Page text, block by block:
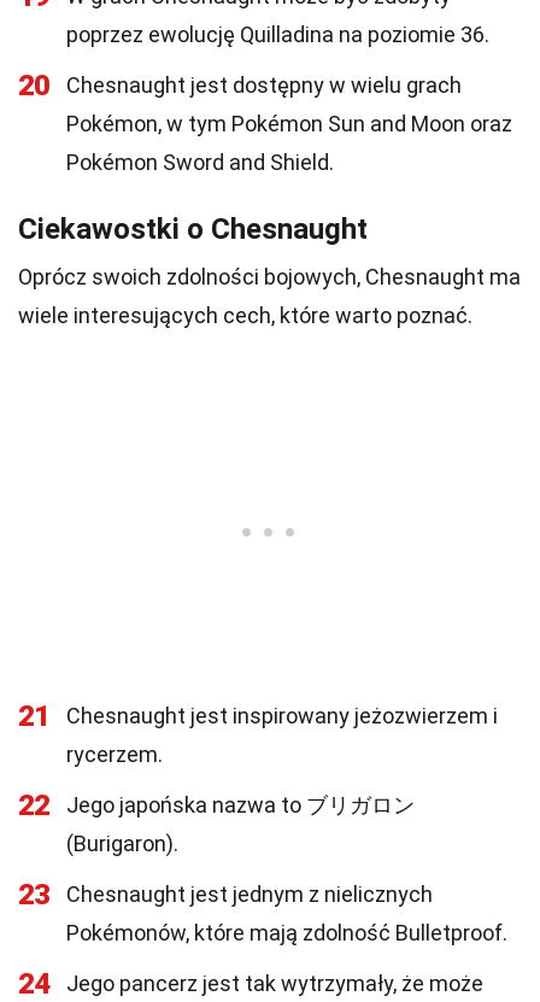
poprzez ewolucję Quilladina na poziomie 36.
20
Chesnaught jest dostępny w wielu grach
Pokémon, w tym Pokémon Sun and Moon oraz
Pokémon Sword and Shield.
Ciekawostki o Chesnaught
Oprócz swoich zdolności bojowych, Chesnaught ma
wiele interesujących cech, które warto poznać.
21
Chesnaught jest inspirowany jeżozwierzem i
rycerzem.
22
Jego japońska nazwa to ブリガロン
(Burigaron).
23
Chesnaught jest jednym z nielicznych
Pokémonów, które mają zdolność Bulletproof.
24
Jego pancerz jest tak wytrzymały, że może